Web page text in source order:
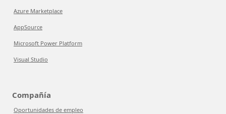
Azure Marketplace
AppSource
Microsoft Power Platform
Visual Studio
Compañía
Oportunidades de empleo